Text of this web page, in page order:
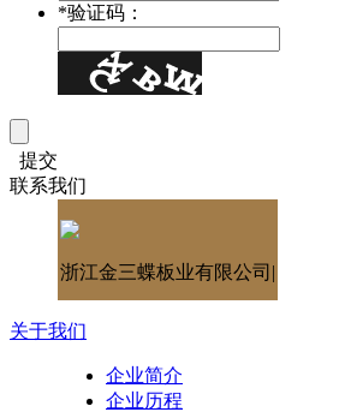
*验证码：
提交
联系我们
浙江金三蝶板业有限公司|
关于我们
企业简介
企业历程